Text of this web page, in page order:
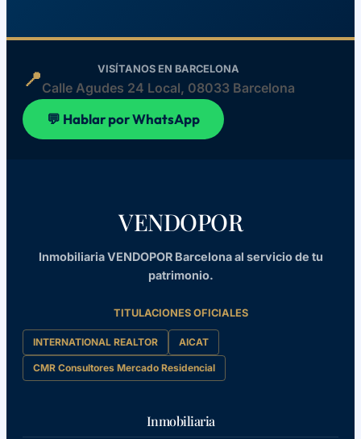
📍 VISÍTANOS EN BARCELONA
Calle Agudes 24 Local, 08033 Barcelona
💬 Hablar por WhatsApp
VENDOPOR
Inmobiliaria VENDOPOR Barcelona al servicio de tu
patrimonio.
TITULACIONES OFICIALES
INTERNATIONAL REALTOR AICAT
CMR Consultores Mercado Residencial
Inmobiliaria